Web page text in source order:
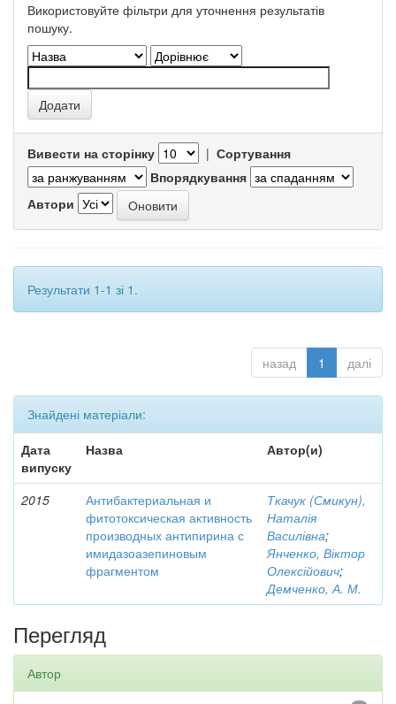
Використовуйте фільтри для уточнення результатів
пошуку.
Вивести на сторінку | Сортування
Впорядкування
Автори
Результати 1-1 зі 1.
назад 1 далі
Знайдені матеріали:
Дата
випуску
Назва Автор(и)
2015
Антибактериальная и
фитотоксическая активность
производных антипирина с
имидазоазепиновым
фрагментом
Ткачук (Смикун),
Наталія
Василівна;
Янченко, Віктор
Олексійович;
Демченко, А. М.
Перегляд
Автор